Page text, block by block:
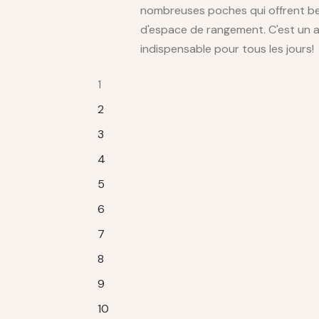
nombreuses poches qui offrent
d'espace de rangement. C'est un
indispensable pour tous les jours!
1
2
3
4
5
6
7
8
9
10